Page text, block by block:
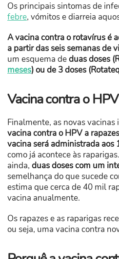
Os principais sintomas de
febre, vómitos e diarreia
A vacina contra o rotavírus é
a partir das seis semanas de
um esquema deduas doses
meses) ou de 3 doses
Vacina contra o
Finalmente, as novas vacinas
vacina contra o HPV a
vacina será administrada aos
como já acontece às
ainda, duas doses com um
semelhança do que sucede
estima que cerca de 40 mil
vacina anualmente.
Os rapazes e as raparigas
ou seja, uma vacina contra